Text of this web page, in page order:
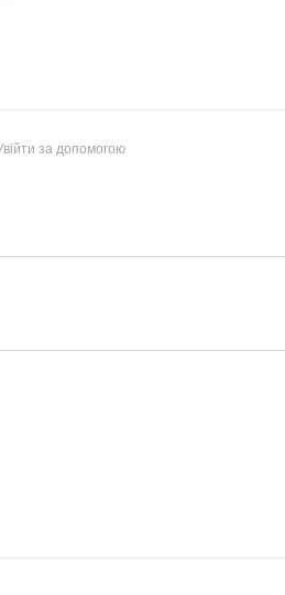
за допомогою